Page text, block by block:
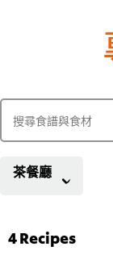
茶餐廳
4Recipes